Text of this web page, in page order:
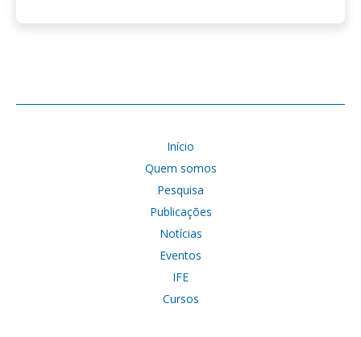
Início
Quem somos
Pesquisa
Publicações
Notícias
Eventos
IFE
Cursos